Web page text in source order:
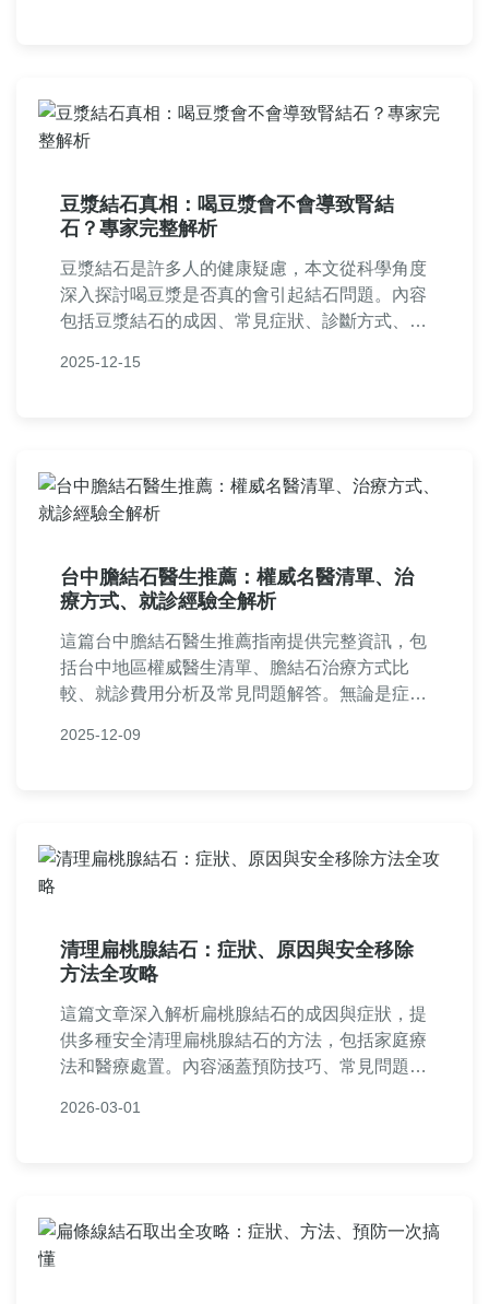
豆漿結石真相：喝豆漿會不會導致腎結
石？專家完整解析
豆漿結石是許多人的健康疑慮，本文從科學角度
深入探討喝豆漿是否真的會引起結石問題。內容
包括豆漿結石的成因、常見症狀、診斷方式、實
常見問答，幫助您全面了解風險並做出明智選
2025-12-15
台中膽結石醫生推薦：權威名醫清單、治
療方式、就診經驗全解析
這篇台中膽結石醫生推薦指南提供完整資訊，包
括台中地區權威醫生清單、膽結石治療方式比
較、就診費用分析及常見問題解答。無論是症狀
議，幫助您做出明智決策。
2025-12-09
清理扁桃腺結石：症狀、原因與安全移除
方法全攻略
這篇文章深入解析扁桃腺結石的成因與症狀，提
供多種安全清理扁桃腺結石的方法，包括家庭療
法和醫療處置。內容涵蓋預防技巧、常見問題解
結石困擾，避免復發。
2026-03-01